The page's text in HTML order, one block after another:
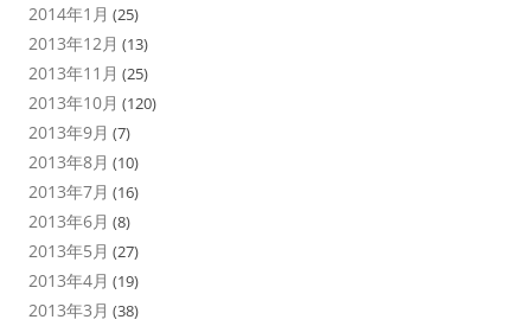
2014年1月 (25)
2013年12月 (13)
2013年11月 (25)
2013年10月 (120)
2013年9月 (7)
2013年8月 (10)
2013年7月 (16)
2013年6月 (8)
2013年5月 (27)
2013年4月 (19)
2013年3月 (38)